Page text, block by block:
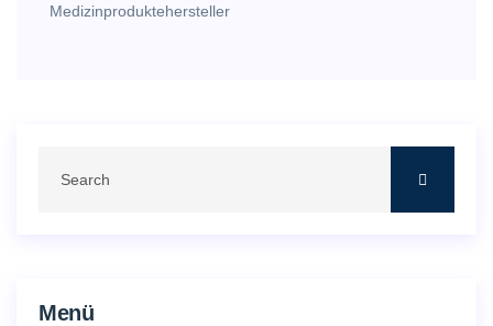
Medizinproduktehersteller
Menü